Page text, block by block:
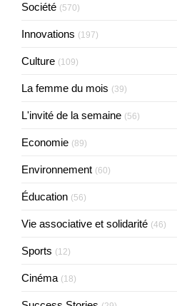
Société (570)
Innovations (197)
Culture (109)
La femme du mois (39)
L'invité de la semaine (56)
Economie (89)
Environnement (60)
Éducation (56)
Vie associative et solidarité (46)
Sports (12)
Cinéma (18)